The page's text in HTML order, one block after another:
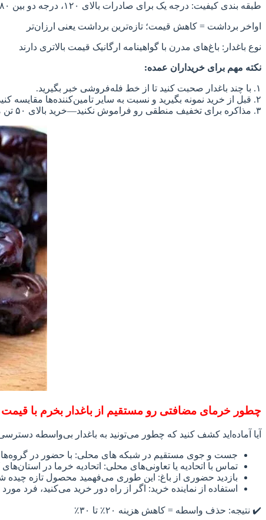
طبقه‌ بندی کیفیت: درجه یک برای صادرات بالای ۱۲۰، درجه دو بین ۸۰‑۹۰ و درجه سه حدود ۷۰
اواخر برداشت = کاهش قیمت؛ تازه‌ترین برداشت یعنی ارزان‌تر
نوع باغدار: باغ‌های مدرن با گواهینامه ارگانیک قیمت بالاتری دارند
نکته مهم برای خریداران عمده:
۱. با چند باغدار صحبت کنید تا از خط فله‌فروشی خبر بگیرید.
۲. قبل از خرید نمونه بگیرید و نسبت به سایر تامین‌کننده‌ها مقایسه کنید.
۳. مذاکره برای تخفیف منطقی رو فراموش نکنید—خرید بالای ۵۰ تن می‌ تونه ۵‑۱۰٪ ارزان‌ تر بشه!
چطور خرمای مضافتی رو مستقیم از باغدار بخرم با
آیا آماده‌اید کشف کنید که چطور می‌تونید به باغدار بی‌واسطه
جست‌ و جوی مستقیم در شبکه‌ های محلی: با حضور در گروه‌های
تماس با اتحادیه یا تعاونی‌های محلی: اتحادیه خرما در
بازدید حضوری از باغ: این‌ طوری می‌فهمید محصول تازه چیده
استفاده از نماینده خرید: اگر از راه دور خرید می‌کنید، فرد
✔️ نتیجه: حذف واسطه = کاهش هزینه ۲۰٪ تا ۳۰٪